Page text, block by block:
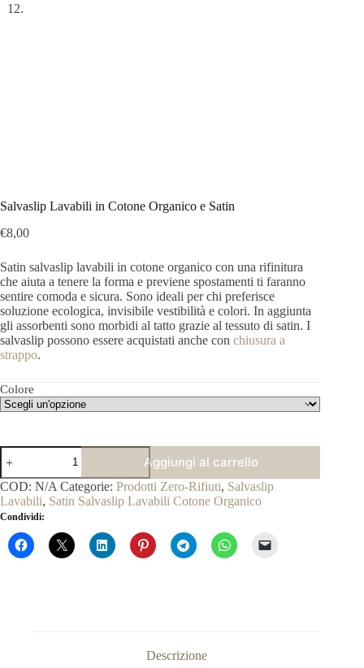
Salvaslip Lavabili in Cotone Organico e Satin
€8,00
Satin salvaslip lavabili in cotone organico con una rifinitura
che aiuta a tenere la forma e previene spostamenti ti faranno
sentire comoda e sicura. Sono ideali per chi preferisce
soluzione ecologica, invisibile vestibilità e colori. In aggiunta
gli assorbenti sono morbidi al tatto grazie al tessuto di satin. I
salvaslip possono essere acquistati anche con chiusura a
strappo.
Colore
Salvaslip
Lavabili
in
Cotone
Organico
e
Satin
quantità
Aggiungi al carrello
COD: N/A Categorie: Prodotti Zero-Rifiuti, Salvaslip
Lavabili, Satin Salvaslip Lavabili Cotone Organico
Condividi:
Descrizione